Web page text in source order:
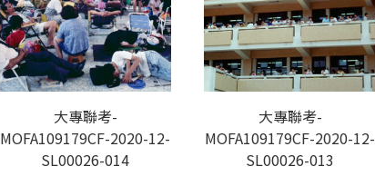
大專聯考-
MOFA109179CF-2020-12-
SL00026-014
大專聯考-
MOFA109179CF-2020-12-
SL00026-013